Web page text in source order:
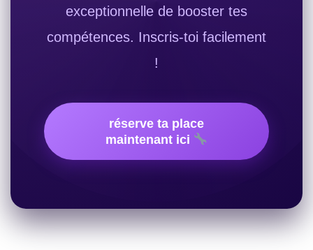
exceptionnelle de booster tes
compétences. Inscris-toi facilement
!
réserve ta place
maintenant ici